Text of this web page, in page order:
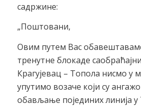
садржине:
„Поштовани,
Овим путем Вас
тренутне блокаде
Крагујевац – Топола нисмо у
упутимо возаче који су
обављање појединих линија